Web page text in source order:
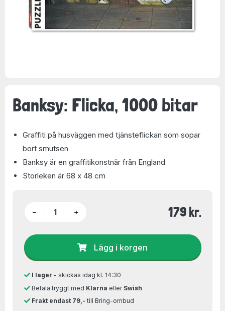
Banksy: Flicka, 1000 bitar
Graffiti på husväggen med tjänsteflickan som sopar
bort smutsen
Banksy är en graffitikonstnär från England
Storleken är 68 x 48 cm
− + 179 kr.
Lägg i korgen
I lager - skickas idag kl. 14:30
Betala tryggt med Klarna eller Swish
Frakt endast 79,- till Bring-ombud